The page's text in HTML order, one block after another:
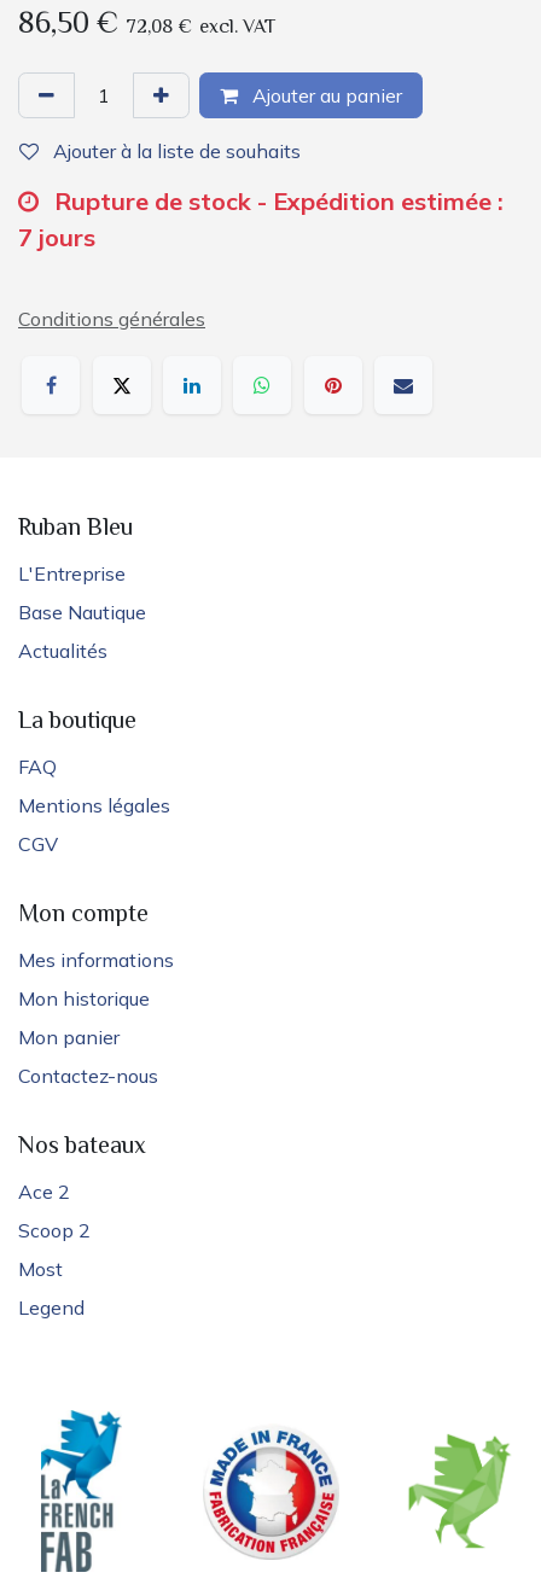
86,50€ 72,08 € excl. VAT
Ajouter au panier
Ajouter à la liste de souhaits
Rupture de stock - Expédition estimée :
7 jours
Conditions générales
Ruban Bleu
L'Entreprise
Base Nautique
Actualités
La boutique
FAQ
Mentions légales
CGV
Mon compte
Mes informations
Mon historique
Mon panier
Contactez-nous
Nos bateaux
Ace 2
Scoop 2
Most
Legend